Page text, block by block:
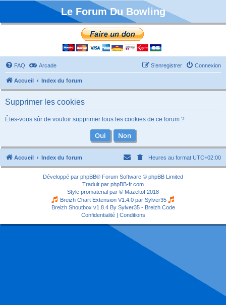
Le Forum Du Bowling
FAQ Arcade Connexion
S’enregistrer
Accueil Index du forum
Supprimer les cookies
Êtes-vous sûr de vouloir supprimer tous les cookies de ce forum ?
Accueil Index du forum Heures au format UTC+02:00
Développé par phpBB® Forum Software © phpBB Limited
Traduit par phpBB-fr.com
Style promaterial par © Mazeltof 2018
Breizh Chart Extension V1.4.0 par Sylver35
Breizh Shoutbox v1.8.4 By Sylver35 - Breizh Code
Confidentialité| Conditions